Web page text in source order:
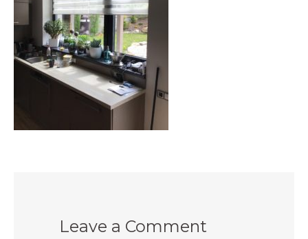
PRODEJNY
BLOG
KONTAKT
Leave a Comment